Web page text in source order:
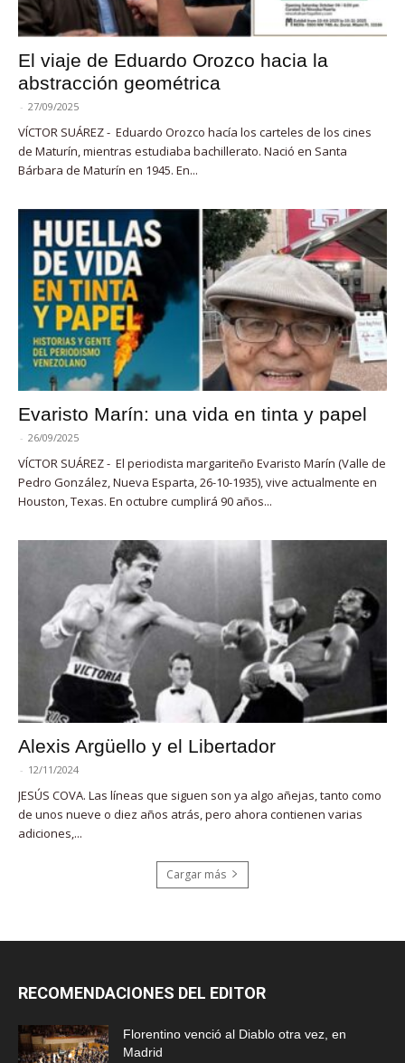
El viaje de Eduardo Orozco hacia la
abstracción geométrica
- 27/09/2025
VÍCTOR SUÁREZ - Eduardo Orozco hacía los carteles de los cines
de Maturín, mientras estudiaba bachillerato. Nació en Santa
Bárbara de Maturín en 1945. En...
Evaristo Marín: una vida en tinta y papel
- 26/09/2025
VÍCTOR SUÁREZ - El periodista margariteño Evaristo Marín (Valle de
Pedro González, Nueva Esparta, 26-10-1935), vive actualmente en
Houston, Texas. En octubre cumplirá 90 años...
Alexis Argüello y el Libertador
- 12/11/2024
JESÚS COVA. Las líneas que siguen son ya algo añejas, tanto como
de unos nueve o diez años atrás, pero ahora contienen varias
adiciones,...
Cargar más
RECOMENDACIONES DEL EDITOR
Florentino venció al Diablo otra vez, en
Madrid